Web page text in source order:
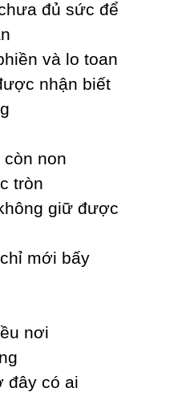
đủ sức để
và lo toan
nhận biết
non
tròn
giữ được
mới bấу
nơi
đâу có ai